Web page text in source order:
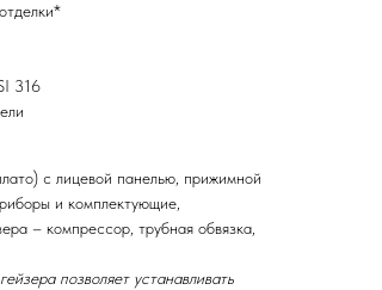
316
с лицевой панелью, прижимной
и комплектующие,
– компрессор, трубная обвязка,
позволяет устанавливать